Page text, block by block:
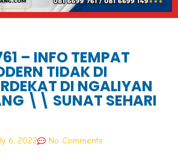
– INFO TEMPAT
TIDAK DI
DI NGALIYAN
\\ SUNAT SEHARI
6, 2022 No Comments